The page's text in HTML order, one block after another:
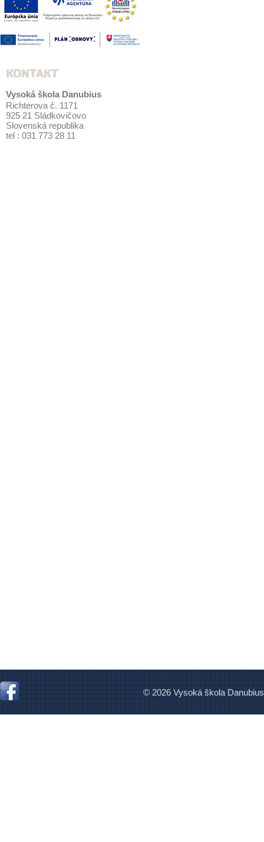
KONTAKT
Vysoká škola Danubius
Richterova č. 1171
925 21 Sládkovičovo
Slovenská republika
tel : 031 773 28 11
© 2026 Vysoká škola Danubius